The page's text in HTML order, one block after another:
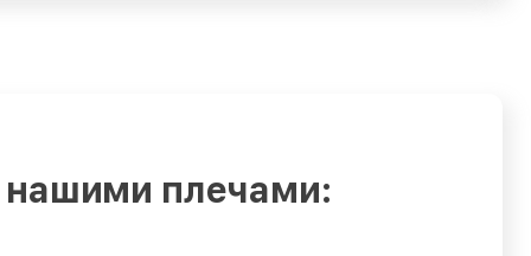
нашими плечами: